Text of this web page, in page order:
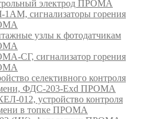
электрод ПРОМА
сигнализаторы горения
узлы к фотодатчикам
СГ, сигнализатор горения
селективного контроля
ФДС-203-Exd ПРОМА
012, устройство контроля
в топке ПРОМА